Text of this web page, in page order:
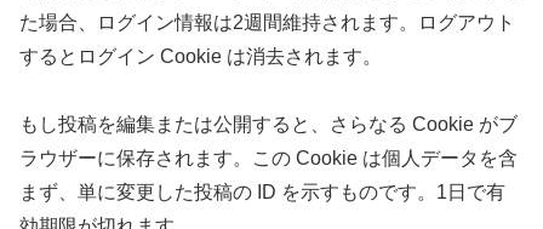
た場合、ログイン情報は2週間維持されます。ログアウト
するとログイン Cookie は消去されます。
もし投稿を編集または公開すると、さらなる Cookie がブ
ラウザーに保存されます。この Cookie は個人データを含
まず、単に変更した投稿の ID を示すものです。1日で有